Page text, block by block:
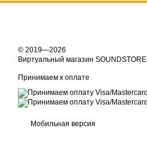
© 2019—2026
Виртуальный магазин SOUNDSTORE
Принимаем к оплате
Мобильная версия